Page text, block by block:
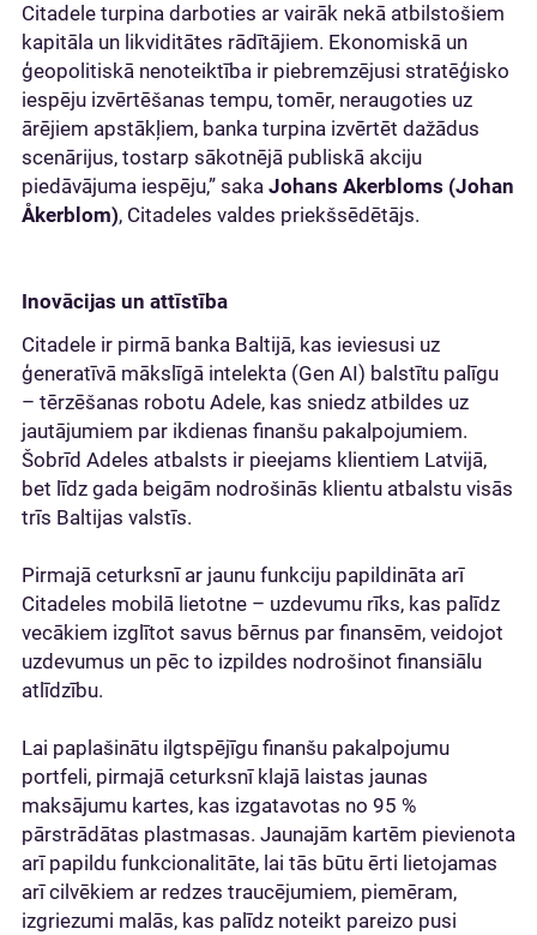
Citadele turpina darboties ar vairāk nekā atbilstošiem
kapitāla un likviditātes rādītājiem. Ekonomiskā un
ģeopolitiskā nenoteiktība ir piebremzējusi stratēģisko
iespēju izvērtēšanas tempu, tomēr, neraugoties uz
ārējiem apstākļiem, banka turpina izvērtēt dažādus
scenārijus, tostarp sākotnējā publiskā akciju
piedāvājuma iespēju,” saka Johans Akerbloms (Johan
Åkerblom), Citadeles valdes priekšsēdētājs.
Inovācijas un attīstība
Citadele ir pirmā banka Baltijā, kas ieviesusi uz
ģeneratīvā mākslīgā intelekta (Gen AI) balstītu palīgu
– tērzēšanas robotu Adele, kas sniedz atbildes uz
jautājumiem par ikdienas finanšu pakalpojumiem.
Šobrīd Adeles atbalsts ir pieejams klientiem Latvijā,
bet līdz gada beigām nodrošinās klientu atbalstu visās
trīs Baltijas valstīs.
Pirmajā ceturksnī ar jaunu funkciju papildināta arī
Citadeles mobilā lietotne – uzdevumu rīks, kas palīdz
vecākiem izglītot savus bērnus par finansēm, veidojot
uzdevumus un pēc to izpildes nodrošinot finansiālu
atlīdzību.
Lai paplašinātu ilgtspējīgu finanšu pakalpojumu
portfeli, pirmajā ceturksnī klajā laistas jaunas
maksājumu kartes, kas izgatavotas no 95 %
pārstrādātas plastmasas. Jaunajām kartēm pievienota
arī papildu funkcionalitāte, lai tās būtu ērti lietojamas
arī cilvēkiem ar redzes traucējumiem, piemēram,
izgriezumi malās, kas palīdz noteikt pareizo pusi